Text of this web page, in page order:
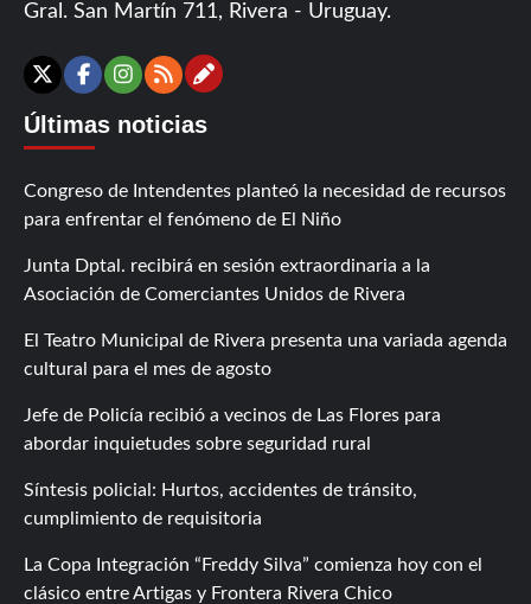
Gral. San Martín 711, Rivera - Uruguay.
X Facebook
Instagram
RSSContáctanos
Últimas noticias
Congreso de Intendentes planteó la necesidad de recursos
para enfrentar el fenómeno de El Niño
Junta Dptal. recibirá en sesión extraordinaria a la
Asociación de Comerciantes Unidos de Rivera
El Teatro Municipal de Rivera presenta una variada agenda
cultural para el mes de agosto
Jefe de Policía recibió a vecinos de Las Flores para
abordar inquietudes sobre seguridad rural
Síntesis policial: Hurtos, accidentes de tránsito,
cumplimiento de requisitoria
La Copa Integración “Freddy Silva” comienza hoy con el
clásico entre Artigas y Frontera Rivera Chico